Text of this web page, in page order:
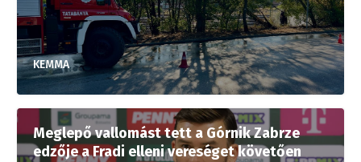
KEMMA
Meglepő vallomást tett a Górnik Zabrze
edzője a Fradi elleni vereséget követően